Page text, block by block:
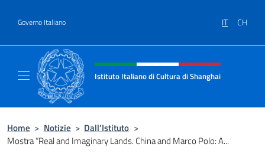
Governo Italiano IT CH
Intestazione sito, social e menù
Istituto Italiano di Cultura di Shanghai
Home > Notizie > Dall’Istituto >
Mostra “Real and Imaginary Lands. China and Marco Polo: A...